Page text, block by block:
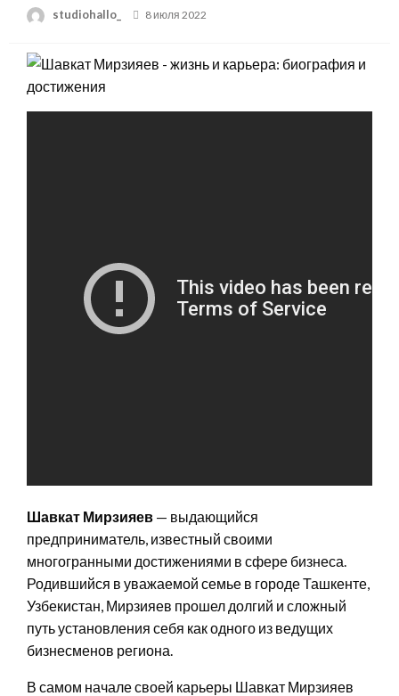
studiohallo_
Posted
8 июля 2022
Шавкат Мирзияев — выдающийся
предприниматель, известный своими
многогранными достижениями в сфере бизнеса.
Родившийся в уважаемой семье в городе Ташкенте,
Узбекистан, Мирзияев прошел долгий и сложный
путь установления себя как одного из ведущих
бизнесменов региона.
В самом начале своей карьеры Шавкат Мирзияев